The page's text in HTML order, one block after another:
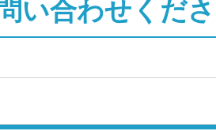
い合わせくだ